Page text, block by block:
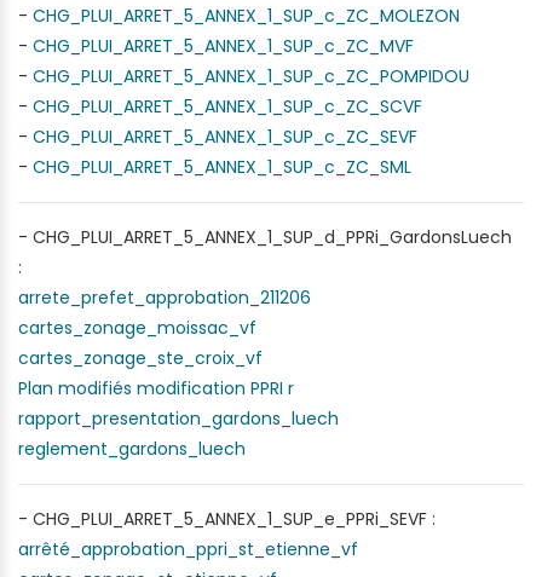
- CHG_PLUI_ARRET_5_ANNEX_1_SUP_c_ZC_MOLEZON
- CHG_PLUI_ARRET_5_ANNEX_1_SUP_c_ZC_MVF
- CHG_PLUI_ARRET_5_ANNEX_1_SUP_c_ZC_POMPIDOU
- CHG_PLUI_ARRET_5_ANNEX_1_SUP_c_ZC_SCVF
- CHG_PLUI_ARRET_5_ANNEX_1_SUP_c_ZC_SEVF
- CHG_PLUI_ARRET_5_ANNEX_1_SUP_c_ZC_SML
- CHG_PLUI_ARRET_5_ANNEX_1_SUP_d_PPRi_GardonsLuech
:
arrete_prefet_approbation_211206
cartes_zonage_moissac_vf
cartes_zonage_ste_croix_vf
Plan modifiés modification PPRI r
rapport_presentation_gardons_luech
reglement_gardons_luech
- CHG_PLUI_ARRET_5_ANNEX_1_SUP_e_PPRi_SEVF :
arrêté_approbation_ppri_st_etienne_vf